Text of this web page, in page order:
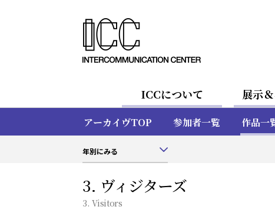
ICCについて 展示
アーカイヴTOP 参加者一覧 作品一
年別にみる
3. ヴィジターズ
3. Visitors